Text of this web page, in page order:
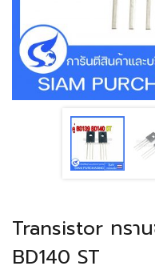
Transistor ทรา
BD140 ST